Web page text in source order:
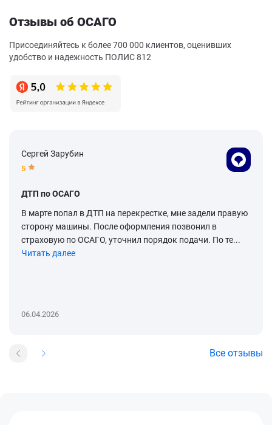
Отзывы об ОСАГО
Присоединяйтесь к более 700 000 клиентов, оценивших
удобство и надежность ПОЛИС 812
Сергей Зарубин
5
ДТП по ОСАГО
В марте попал в ДТП на перекрестке, мне задели правую
сторону машины. После оформления позвонил в
страховую по ОСАГО, уточнил порядок подачи. По те...
Читать далее
06.04.2026
Все отзывы